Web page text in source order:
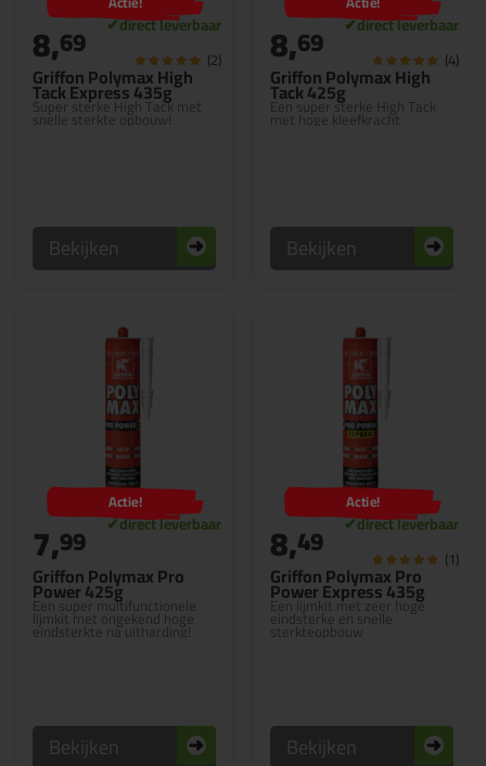
Griffon Polymax High
Tack Express 435g
Super sterke High Tack met
snelle sterkte opbouw!
8,69 (2)
Bekijken
Griffon Polymax High
Tack 425g
Een super sterke High Tack
met hoge kleefkracht
8,69 (4)
Bekijken
Griffon Polymax Pro
Power 425g
Een super multifunctionele
lijmkit met ongekend hoge
eindsterkte na uitharding!
Actie!
7,99
Bekijken
Griffon Polymax Pro
Power Express 435g
Een lijmkit met zeer hoge
eindsterke en snelle
sterkteopbouw
Actie!
8,49 (1)
Bekijken